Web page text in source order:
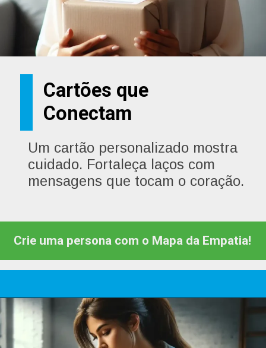
Cartões que
Conectam
Um cartão personalizado mostra
cuidado. Fortaleça laços com
mensagens que tocam o coração.
Crie uma persona com o Mapa da Empatia!